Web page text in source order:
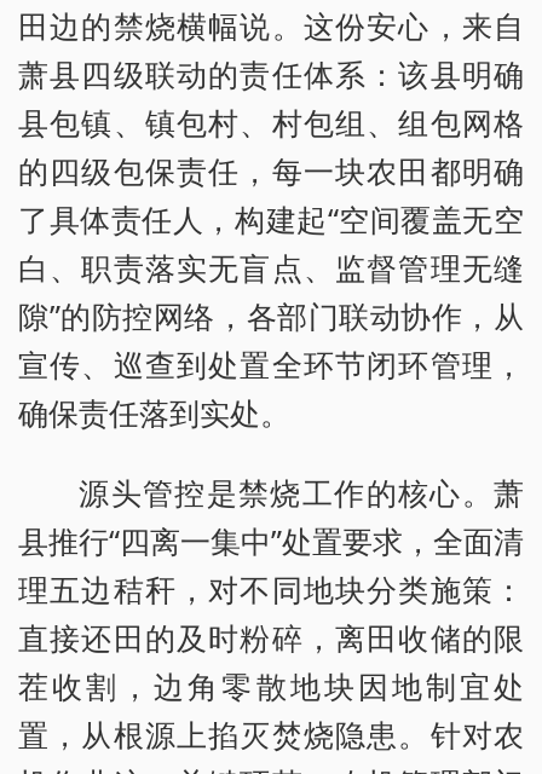
田边的禁烧横幅说。这份安心，来自
萧县四级联动的责任体系：该县明确
县包镇、镇包村、村包组、组包网格
的四级包保责任，每一块农田都明确
了具体责任人，构建起“空间覆盖无空
白、职责落实无盲点、监督管理无缝
隙”的防控网络，各部门联动协作，从
宣传、巡查到处置全环节闭环管理，
确保责任落到实处。
源头管控是禁烧工作的核心。萧
县推行“四离一集中”处置要求，全面清
理五边秸秆，对不同地块分类施策：
直接还田的及时粉碎，离田收储的限
茬收割，边角零散地块因地制宜处
置，从根源上掐灭焚烧隐患。针对农